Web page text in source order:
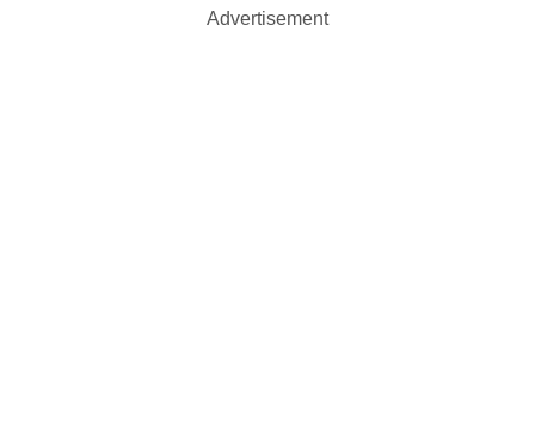
Advertisement